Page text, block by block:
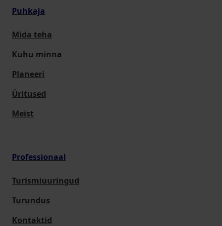
Puhkaja
Mida teha
Kuhu minna
Planeeri
Üritused
Meist
Professionaal
Turismiuuringud
Turundus
Kontaktid